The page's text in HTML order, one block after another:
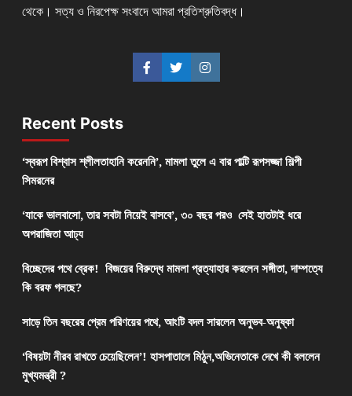
থেকে। সত্য ও নিরপেক্ষ সংবাদে আমরা প্রতিশ্রুতিবদ্ধ।
Recent Posts
‘স্বরূপ বিশ্বাস শ্লীলতাহানি করেননি’, মামলা তুলে এ বার পাল্টি রূপসজ্জা শিল্পী
সিমরনের
‘যাকে ভালবাসো, তার সবটা নিয়েই বাসবে’, ৩০ বছর পরও সেই হাতটাই ধরে
অপরাজিতা আঢ্য
বিচ্ছেদের পথে ব্রেক! বিজয়ের বিরুদ্ধে মামলা প্রত্যাহার করলেন সঙ্গীতা, দাম্পত্যে
কি বরফ গলছে?
সাড়ে তিন বছরের প্রেম পরিণয়ের পথে, আংটি বদল সারলেন অনুভব-অনুষ্কা
‘বিষয়টা নীরব রাখতে চেয়েছিলেন’! হাসপাতালে মিঠুন,অভিনেতাকে দেখে কী বললেন
মুখ্যমন্ত্রী ?